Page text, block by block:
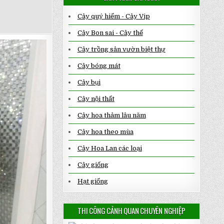
Cây quý hiếm - Cây Vip
Cây Bon sai - Cây thế
Cây trồng sân vườn biệt thự
Cây bóng mát
Cây bụi
Cây nội thất
Cây hoa thảm lâu năm
Cây hoa theo mùa
Cây Hoa Lan các loại
Cây giống
Hạt giống
THI CÔNG CẢNH QUAN CHUYÊN NGHIỆP